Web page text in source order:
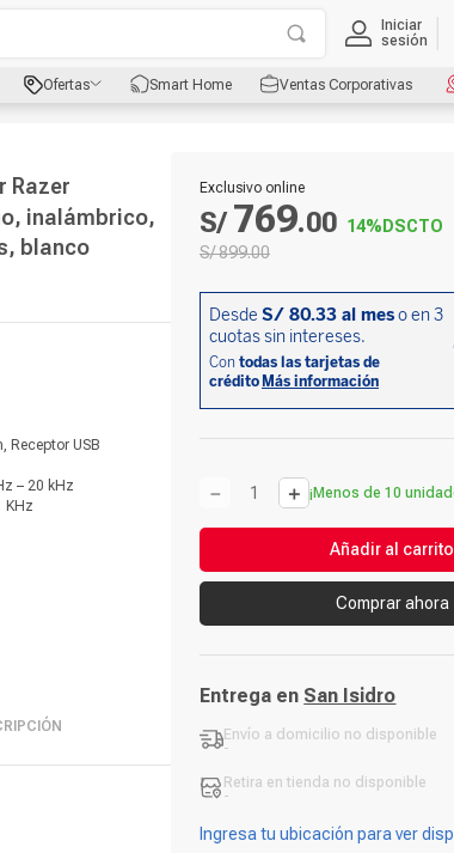
Iniciar
sesión
Ofertas Smart Home Ventas Corporativas
Razer
inalámbrico,
blanco
Receptor USB
– 20 kHz
KHz
Exclusivo online
S/ 769.00 14% DSCTO
S/899.00
＋
－ ¡Menos de 10
Añadir al carrito
Comprar ahora
Entrega en San Isidro
Envío a domicilio no disponible
-
Retira en tienda no disponible
-
Ingresa tu ubicación para ver